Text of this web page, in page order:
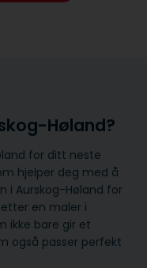
Høland?
for ditt neste
hjelper deg med å
i Aurskog-Høland for
en maler i
ikke bare gir et
også passer perfekt